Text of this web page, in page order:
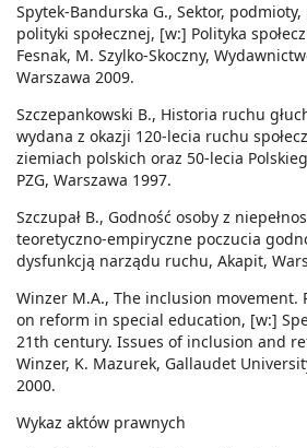
Spytek-Bandurska G., Sektor,
polityki społecznej, [w:] Polityka
Fesnak, M. Szylko-Skoczny,
Warszawa 2009.
Szczepankowski B., Historia ruchu
wydana z okazji 120-lecia ruchu
ziemiach polskich oraz 50-lecia
PZG, Warszawa 1997.
Szczupał B., Godność osoby z
teoretyczno-empiryczne poczucia
dysfunkcją narządu ruchu, Akapit,
Winzer M.A., The inclusion movement.
on reform in special education, [w:]
21th century. Issues of inclusion and
Winzer, K. Mazurek, Gallaudet
2000.
Wykaz aktów prawnych